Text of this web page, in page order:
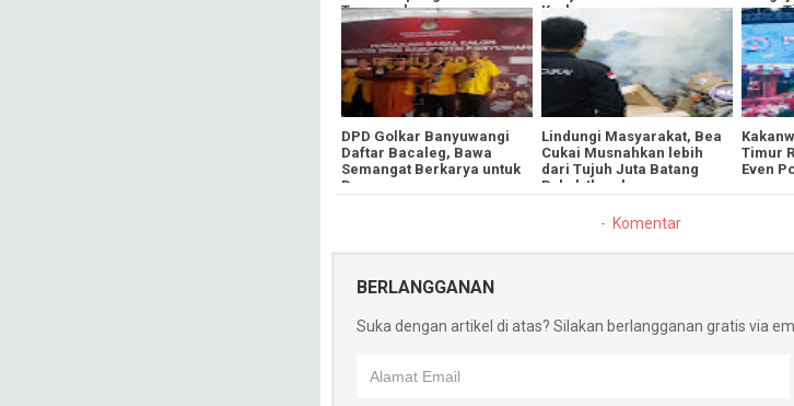
Tawangalun
Kurban
sama
KPU
DPD Golkar Banyuwangi
Daftar Bacaleg, Bawa
Semangat Berkarya untuk
Bangsa
Lindungi Masyarakat, Bea
Cukai Musnahkan lebih
dari Tujuh Juta Batang
Rokok Ilegal
Timur
Even
Komentar
BERLANGGANAN
Suka dengan artikel di atas? Silakan berlangganan gratis via